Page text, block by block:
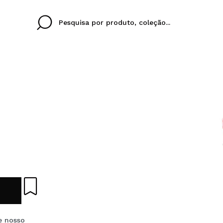
Eu não tenho uma
Ao criar uma conta
IDIOMA
nosso
que
colori